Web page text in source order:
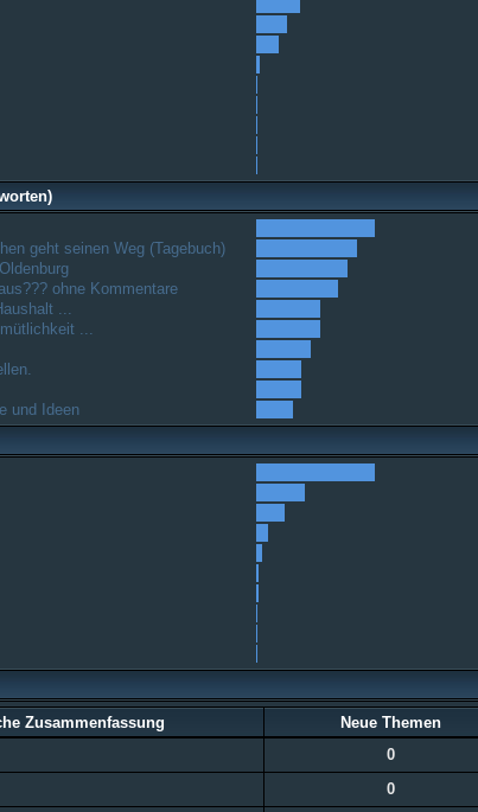
geht seinen Weg (Tagebuch)
ohne Kommentare
...
...
und Ideen
Zusammenfassung Neue Themen
0
0